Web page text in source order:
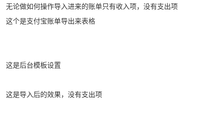
无论做如何操作导入进来的账单只有收入项，没有支出项
这个是支付宝账单导出来表格
这是后台模板设置
这是导入后的效果，没有支出项